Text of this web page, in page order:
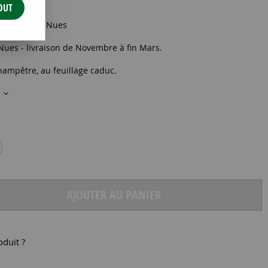
60/+
Racine Nues
- livraison de Novembre à fin Mars.
au feuillage caduc.
?